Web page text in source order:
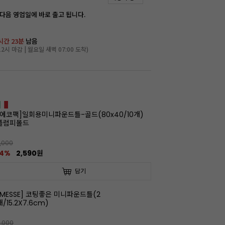
음 영업일에 바로 출고 됩니다.
간 23분 남음
시 마감 | 월요일 새벽 07:00 도착)
코팩]일회용미니파운드틀-골드(80x40/10개)
럼피몰드
2,590원
담기
코팅좋은 미니파운드틀(2
/15.2X7.6cm)